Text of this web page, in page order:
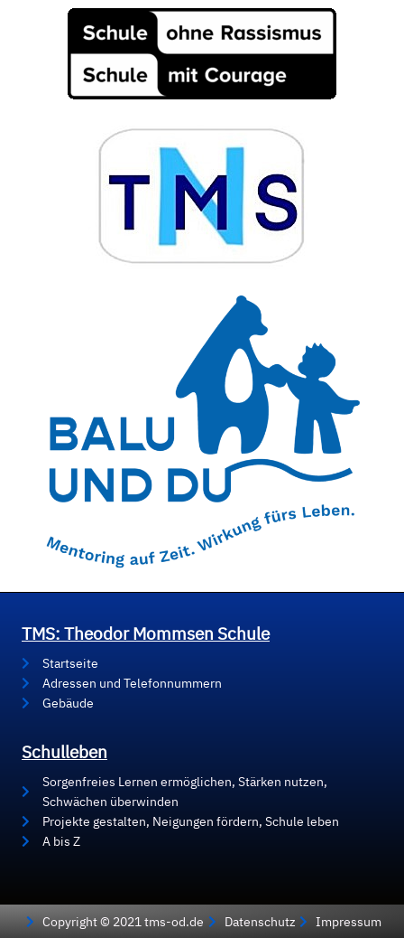
TMS: Theodor Mommsen Schule
Startseite
Adressen und Telefonnummern
Gebäude
Schulleben
Sorgenfreies Lernen ermöglichen, Stärken nutzen,
Schwächen überwinden
Projekte gestalten, Neigungen fördern, Schule leben
A bis Z
Copyright © 2021 tms-od.de Datenschutz Impressum